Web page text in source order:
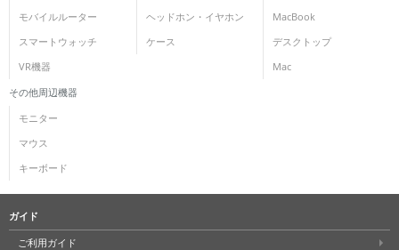
モバイルルーター
スマートウォッチ
VR機器
ヘッドホン・イヤホン
ケース
MacBook
デスクトップ
Mac
その他周辺機器
モニター
マウス
キーボード
ガイド
ご利用ガイド